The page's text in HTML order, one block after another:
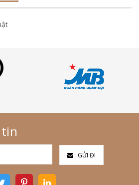
GỬI ĐI